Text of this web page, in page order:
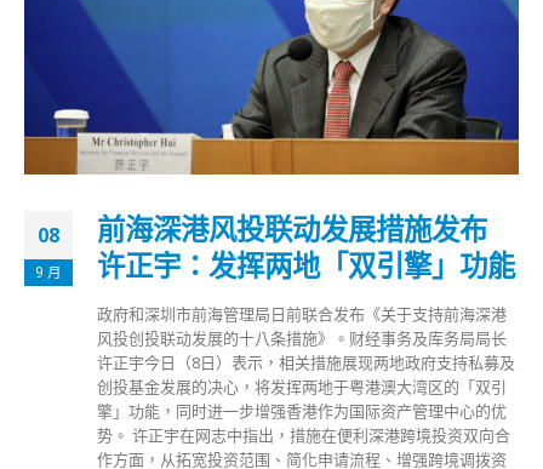
08
9 月
前海深港风投联动发展措施发布
许正宇：发挥两地「双引擎」功能
政府和深圳市前海管理局日前联合发布《关于支持前海深港
风投创投联动发展的十八条措施》。财经事务及库务局局长
许正宇今日（8日）表示，相关措施展现两地政府支持私募及
创投基金发展的决心，将发挥两地于粤港澳大湾区的「双引
擎」功能，同时进一步增强香港作为国际资产管理中心的优
势。 许正宇在网志中指出，措施在便利深港跨境投资双向合
作方面，从拓宽投资范围、简化申请流程、增强跨境调拨资